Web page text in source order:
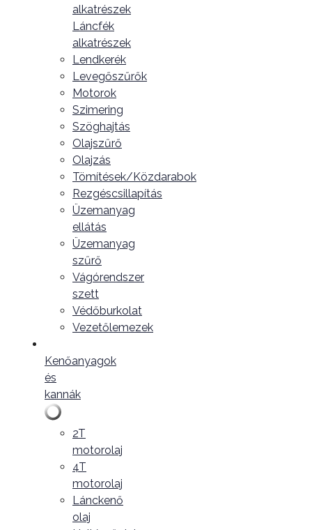
alkatrészek
Láncfék
alkatrészek
Lendkerék
Levegőszűrők
Motorok
Szimering
Szöghajtás
Olajszűrő
Olajzás
Tömítések/Közdarabok
Rezgéscsillapítás
Üzemanyag
ellátás
Üzemanyag
szűrő
Vágórendszer
szett
Védőburkolat
Vezetőlemezek
Kenőanyagok
és
kannák
2T
motorolaj
4T
motorolaj
Lánckenő
olaj